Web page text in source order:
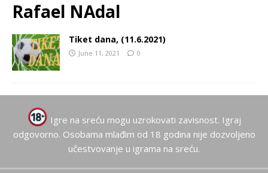
Rafael NAdal
Tiket dana, (11.6.2021)
June 11, 2021 0
Igre na sreću mogu uzrokovati zavisnost. Igraj
odgovorno. Osobama mlađim od 18 godina nije dozvoljeno
učestvovanje u igrama na sreću.